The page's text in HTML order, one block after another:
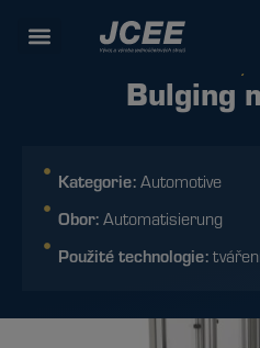
Bulging
Kategorie: Automotive
Obor: Automatisierung
Použité technologie: